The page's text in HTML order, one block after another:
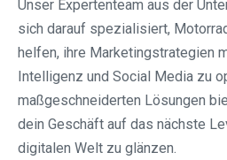
Unser Expertenteam aus der
sich darauf spezialisiert,
helfen, ihre Marketingstrategien
Intelligenz und Social Media zu
maßgeschneiderten Lösungen
dein Geschäft auf das nächste
digitalen Welt zu glänzen.